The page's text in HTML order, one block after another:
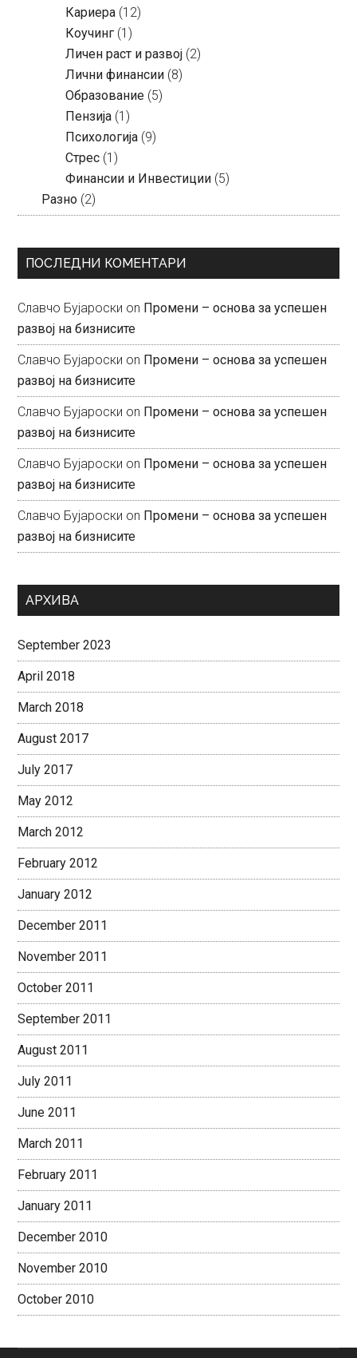
Кариера (12)
Коучинг (1)
Личен раст и развој (2)
Лични финансии (8)
Образование (5)
Пензија (1)
Психологија (9)
Стрес (1)
Финансии и Инвестиции (5)
Разно (2)
ПОСЛЕДНИ КОМЕНТАРИ
Славчо Бујароски on Промени – основа за успешен
развој на бизнисите
Славчо Бујароски on Промени – основа за успешен
развој на бизнисите
Славчо Бујароски on Промени – основа за успешен
развој на бизнисите
Славчо Бујароски on Промени – основа за успешен
развој на бизнисите
Славчо Бујароски on Промени – основа за успешен
развој на бизнисите
АРХИВА
September 2023
April 2018
March 2018
August 2017
July 2017
May 2012
March 2012
February 2012
January 2012
December 2011
November 2011
October 2011
September 2011
August 2011
July 2011
June 2011
March 2011
February 2011
January 2011
December 2010
November 2010
October 2010